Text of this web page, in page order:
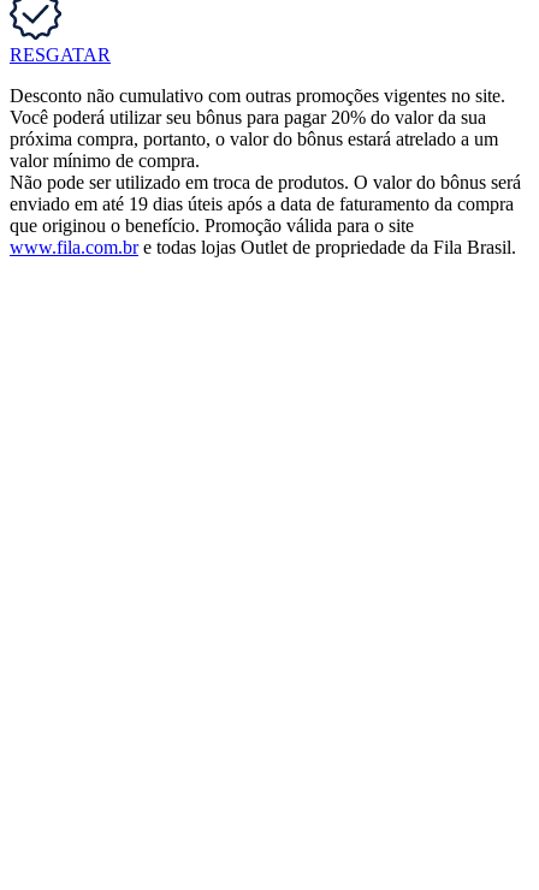
RESGATAR
Desconto não cumulativo com outras promoções vigentes no site.
Você poderá utilizar seu bônus para pagar 20% do valor da sua
próxima compra, portanto, o valor do bônus estará atrelado a um
valor mínimo de compra.
Não pode ser utilizado em troca de produtos. O valor do bônus será
enviado em até 19 dias úteis após a data de faturamento da compra
que originou o benefício. Promoção válida para o site
www.fila.com.bre todas lojas Outlet de propriedade da Fila Brasil.